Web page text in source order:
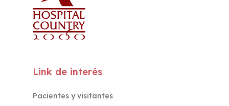
Link de interés
Pacientes y visitantes